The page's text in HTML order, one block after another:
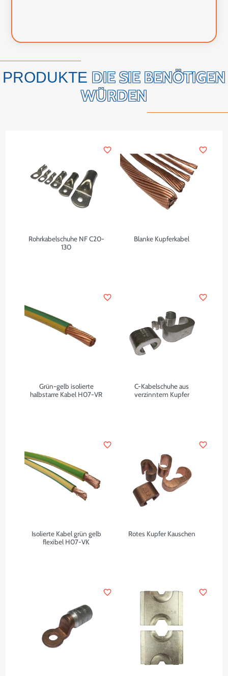
PRODUKTE DIE SIE BENÖTIGEN
WÜRDEN
Rohrkabelschuhe NF C20-
130
favorite_border
Blanke Kupferkabel
favorite_border
Grün-gelb isolierte
halbstarre Kabel H07-VR
favorite_border
C-Kabelschuhe aus
verzinntem Kupfer
favorite_border
Isolierte Kabel grün gelb
flexibel H07-VK
favorite_border
Rotes Kupfer Kauschen
favorite_border
favorite_border favorite_border